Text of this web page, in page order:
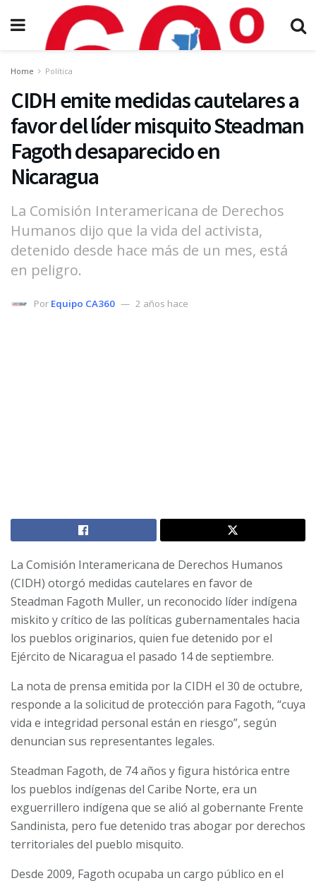
Home Política
CIDH emite medidas cautelares a
favor del líder misquito Steadman
Fagoth desaparecido en
Nicaragua
La Comisión Interamericana de Derechos
Humanos dijo que la vida del activista,
detenido desde hace más de un mes, está
en peligro.
Por Equipo CA360 2 años hace
La Comisión Interamericana de Derechos Humanos
(CIDH) otorgó medidas cautelares en favor de
Steadman Fagoth Muller, un reconocido líder indígena
miskito y crítico de las políticas gubernamentales hacia
los pueblos originarios, quien fue detenido por el
Ejército de Nicaragua el pasado 14 de septiembre.
La nota de prensa emitida por la CIDH el 30 de octubre,
responde a la solicitud de protección para Fagoth, “cuya
vida e integridad personal están en riesgo”, según
denuncian sus representantes legales.
Steadman Fagoth, de 74 años y figura histórica entre
los pueblos indígenas del Caribe Norte, era un
exguerrillero indígena que se alió al gobernante Frente
Sandinista, pero fue detenido tras abogar por derechos
territoriales del pueblo misquito.
Desde 2009, Fagoth ocupaba un cargo público en el